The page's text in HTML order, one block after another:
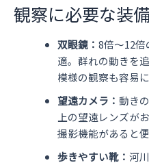
観察に必要な装
双眼鏡： 8倍～12
適。群れの動きを
模様の観察も容易に
望遠カメラ： 動き
上の望遠レンズが
撮影機能があると便
歩きやすい靴： 河